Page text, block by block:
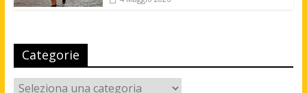
Categorie
Categorie